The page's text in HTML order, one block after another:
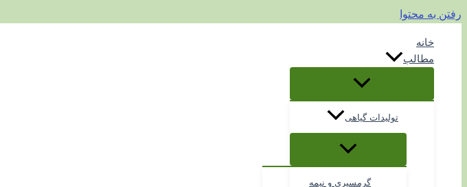
رفتن به محتوا
خانه
مطالب
تولیدات گیاهی
گرمسیری و نیمه